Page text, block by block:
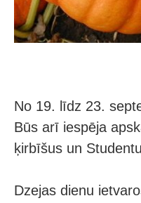
No 19. līdz 23.
Būs arī iespēja
ķirbīšus un
Dzejas dienu